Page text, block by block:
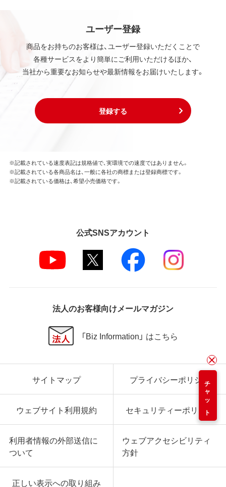
ユーザー登録
商品をお持ちのお客様は、ユーザー登録いただくことで
各種サービスをより簡単にご利用いただけるほか、
当社から重要なお知らせや最新情報をお届けいたします。
登録する
チャット
※記載されている速度表記は規格値で、実環境での速度ではありません。
※記載されている各商品名は、一般に各社の商標または登録商標です。
※記載されている価格は、希望小売価格です。
公式SNSアカウント
法人のお客様向けメールマガジン
「Biz Information」 はこちら
サイトマップ プライバシーポリシー
ウェブサイト利用規約 セキュリティーポリシー
利用者情報の外部送信に
ついて
ウェブアクセシビリティ
方針
正しい表示への取り組み